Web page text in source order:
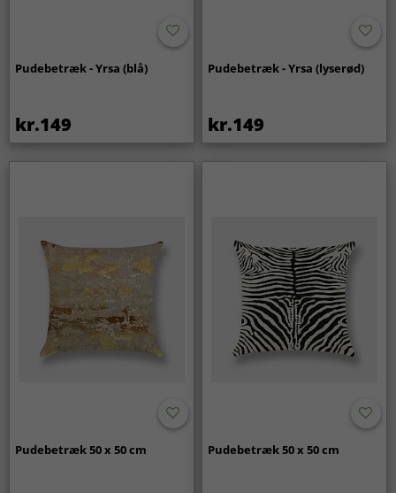
Pudebetræk - Yrsa (blå)
kr.149
Pudebetræk - Yrsa (lyserød)
kr.149
Pudebetræk 50 x 50 cm Pudebetræk 50 x 50 cm